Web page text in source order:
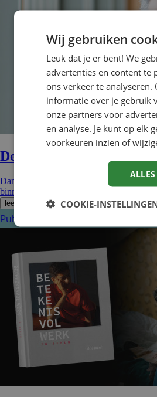
Detacheren met korte
Dankzij Driessen kon de nieuwe
binnen no time aan de slag. Over een
lees verder
Publicatie
Wij gebruiken
Leuk dat je er bent! We
advertenties en content te
ons verkeer te analyseren.
informatie over je gebruik
onze partners voor
en analyse. Je kunt op elk
voorkeuren inzien of
COOKIE-